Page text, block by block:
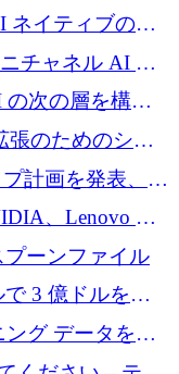
ネイティブの創
ユーロを調達
チャネル AI プ
万ドルを調達
の次の層を構築
張のためのシー
確保
計画を発表、英
し「ここに留
、Lenovo と
を立ち上げ
ーンファイル
3 億ドルを調
ング データを拡
レシードを調達